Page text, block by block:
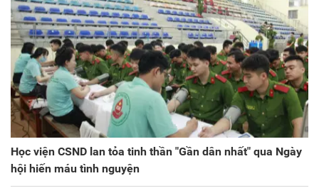
Học viện CSND lan tỏa tinh thần "Gần dân nhất" qua Ngày
hội hiến máu tình nguyện